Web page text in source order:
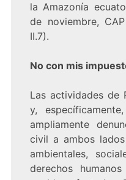
la Amazonía
de noviembre,
II.7).
No con mis
Las actividades de
y,
ampliamente
civil a ambos
ambientales,
derechos